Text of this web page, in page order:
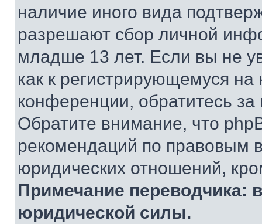
наличие иного вида
разрешают сбор личной
младше 13 лет. Если вы не
как к регистрирующемуся
конференции, обратитесь
Обратите внимание, что
рекомендаций по правовым
юридических отношений,
Примечание переводчика:
юридической силы.